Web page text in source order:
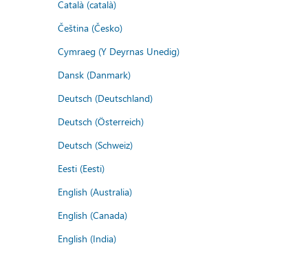
Català (català)
Čeština (Česko)
Cymraeg (Y Deyrnas Unedig)
Dansk (Danmark)
Deutsch (Deutschland)
Deutsch (Österreich)
Deutsch (Schweiz)
Eesti (Eesti)
English (Australia)
English (Canada)
English (India)